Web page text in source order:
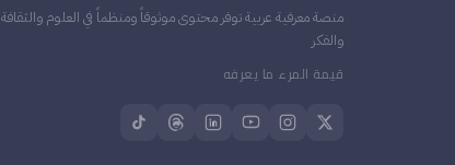
منصة معرفية عربية توفر محتوى موثوقاً ومنظماً في العلوم والثقافة
والفكر
قيمة المرء ما يعرفه